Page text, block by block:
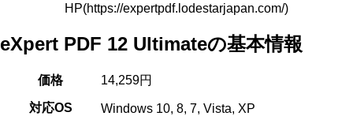
HP(https://expertpdf.lodestarjapan.com/)
eXpert PDF 12 Ultimateの基本情報
価格 14,259円
対応OS Windows 10, 8, 7, Vista, XP